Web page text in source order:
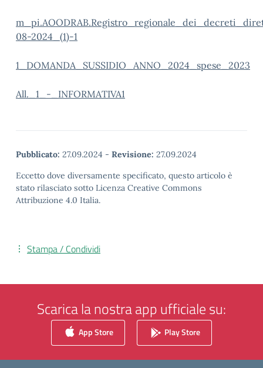
08-2024_(1)-1
1_DOMANDA_SUSSIDIO_ANNO_2024_spese_2023
All._1_-_INFORMATIVA1
Pubblicato: 27.09.2024 - Revisione: 27.09.2024
Eccetto dove diversamente specificato, questo articolo è
stato rilasciato sotto Licenza Creative Commons
Attribuzione 4.0 Italia.
Stampa / Condividi
Scarica la nostra app ufficiale su:
App Store Play Store